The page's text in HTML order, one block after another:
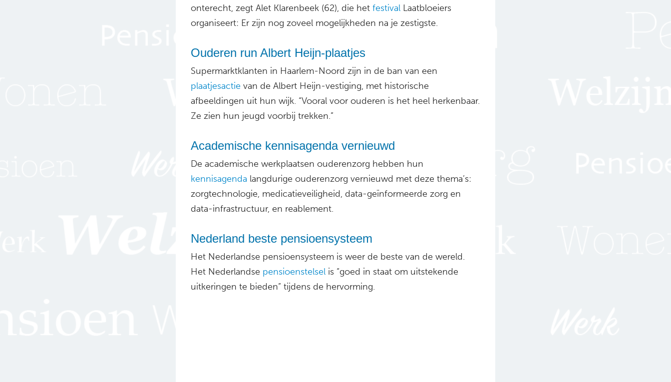
onterecht, zegt Alet Klarenbeek (62), die het festival Laatbloeiers
organiseert: Er zijn nog zoveel mogelijkheden na je zestigste.
Ouderen run Albert Heijn-plaatjes
Supermarktklanten in Haarlem-Noord zijn in de ban van een
plaatjesactie van de Albert Heijn-vestiging, met historische
afbeeldingen uit hun wijk. “Vooral voor ouderen is het heel herkenbaar.
Ze zien hun jeugd voorbij trekken.”
Academische kennisagenda vernieuwd
De academische werkplaatsen ouderenzorg hebben hun
kennisagenda langdurige ouderenzorg vernieuwd met deze thema’s:
zorgtechnologie, medicatieveiligheid, data-geïnformeerde zorg en
data-infrastructuur, en reablement.
Nederland beste pensioensysteem
Het Nederlandse pensioensysteem is weer de beste van de wereld.
Het Nederlandse pensioenstelsel is “goed in staat om uitstekende
uitkeringen te bieden” tijdens de hervorming.